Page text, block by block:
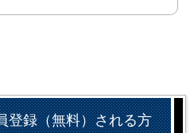
登録（無料）される方